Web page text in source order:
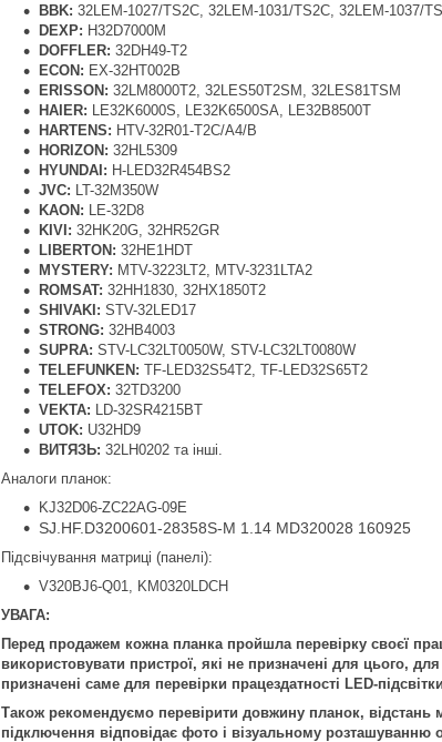
BBK: 32LEM-1027/TS2C, 32LEM-1031/TS2C, 32LEM-1037/
DEXP: H32D7000M
DOFFLER: 32DH49-T2
ECON: EX-32HT002B
ERISSON: 32LM8000T2, 32LES50T2SM, 32LES81TSM
HAIER: LE32K6000S, LE32K6500SA, LE32B8500T
HARTENS: HTV-32R01-T2C/A4/B
HORIZON: 32HL5309
HYUNDAI: H-LED32R454BS2
JVC: LT-32M350W
KAON: LE-32D8
KIVI: 32HK20G, 32HR52GR
LIBERTON: 32HE1HDT
MYSTERY: MTV-3223LT2, MTV-3231LTA2
ROMSAT: 32HH1830, 32HX1850T2
SHIVAKI: STV-32LED17
STRONG: 32HB4003
SUPRA: STV-LC32LT0050W, STV-LC32LT0080W
TELEFUNKEN: TF-LED32S54T2, TF-LED32S65T2
TELEFOX: 32TD3200
VEKTA: LD-32SR4215BT
UTOK: U32HD9
ВИТЯЗЬ: 32LH0202 та інші.
Аналоги планок:
KJ32D06-ZC22AG-09E
SJ.HF.D3200601-28358S-M 1.14 MD320028 160925
Підсвічування матриці (панелі):
V320BJ6-Q01, KM0320LDCH
УВАГА:
Перед продажем кожна планка пройшла перевірку своєї
використовувати пристрої, які не призначені для цього,
призначені саме для перевірки працездатності LED-
Також рекомендуємо перевірити довжину планок, відстань
підключення відповідає фото і візуальному